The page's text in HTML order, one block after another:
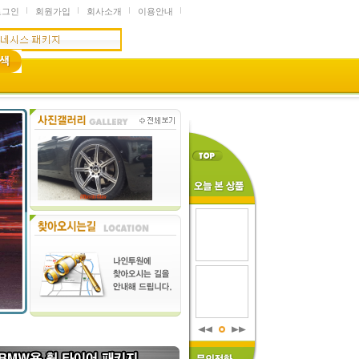
인 회원가입 회사소개 이용안내